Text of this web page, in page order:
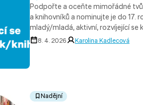
Podpořte a oceňte mimořádné
a knihovníků a nominujte je do 17.
mladý/mladá, aktivní, rozvíjející se
8. 4. 2026 Karolina Kadlecová
Nadějní